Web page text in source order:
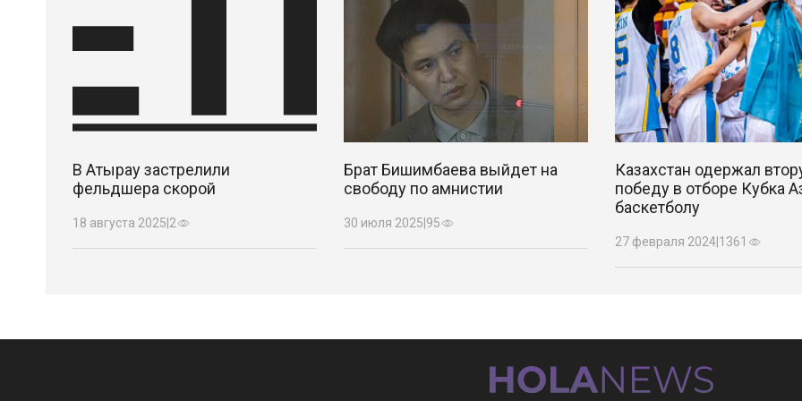
В Атырау застрелили
фельдшера скорой
18 августа 2025 2
Брат Бишимбаева выйдет на
свободу по амнистии
30 июля 2025 95
Казахстан одержал
победу в отборе Кубка
баскетболу
27 февраля 2024 1361